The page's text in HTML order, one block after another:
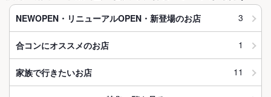
NEWOPEN・リニューアルOPEN・新登場のお店 3
合コンにオススメのお店 1
家族で行きたいお店 11